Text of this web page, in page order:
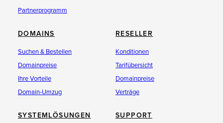
Partnerprogramm
DOMAINS
Suchen & Bestellen
Domainpreise
Ihre Vorteile
Domain-Umzug
RESELLER
Konditionen
Tarifübersicht
Domainpreise
Verträge
SYSTEMLÖSUNGEN SUPPORT